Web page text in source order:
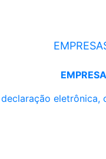
eletrônica,